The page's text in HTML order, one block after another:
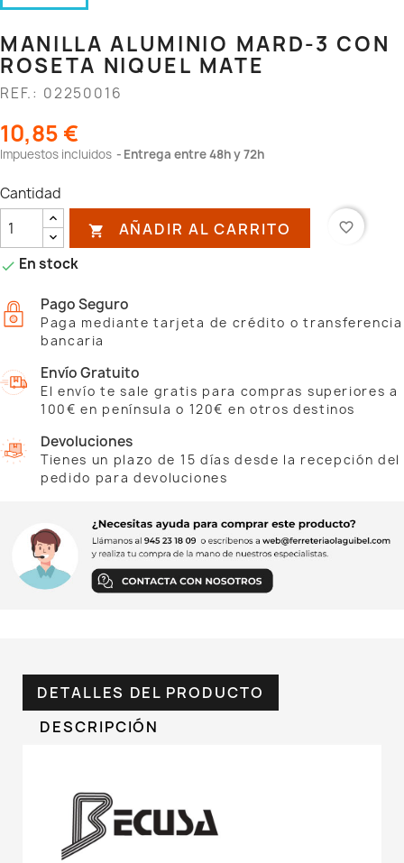
MANILLA ALUMINIO MARD-3 CON
ROSETA NIQUEL MATE
REF.: 02250016
10,85 €
Impuestos incluidos Entrega entre 48h y 72h
Cantidad
 AÑADIR AL CARRITO favorite_border
 En stock
Pago Seguro
Paga mediante tarjeta de crédito o transferencia
bancaria
Envío Gratuito
El envío te sale gratis para compras superiores a
100€ en península o 120€ en otros destinos
Devoluciones
Tienes un plazo de 15 días desde la recepción del
pedido para devoluciones
DETALLES DEL PRODUCTO
DESCRIPCIÓN